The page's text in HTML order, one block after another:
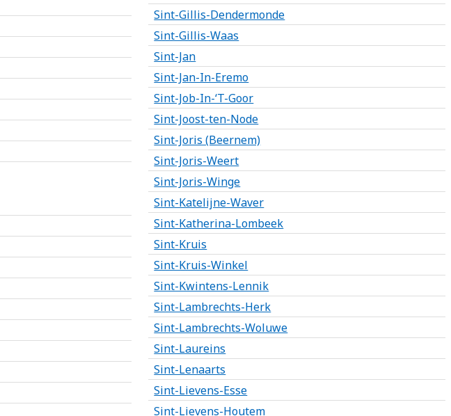
Sint-Gillis-Dendermonde
Sint-Gillis-Waas
Sint-Jan
Sint-Jan-In-Eremo
Sint-Job-In-‘T-Goor
Sint-Joost-ten-Node
Sint-Joris (Beernem)
Sint-Joris-Weert
Sint-Joris-Winge
Sint-Katelijne-Waver
Sint-Katherina-Lombeek
Sint-Kruis
Sint-Kruis-Winkel
Sint-Kwintens-Lennik
Sint-Lambrechts-Herk
Sint-Lambrechts-Woluwe
Sint-Laureins
Sint-Lenaarts
Sint-Lievens-Esse
Sint-Lievens-Houtem